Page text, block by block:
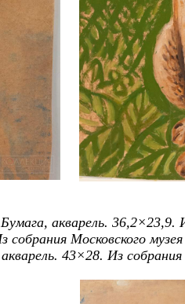
акварель. 36,2×23,9.
Московского музея
43×28. Из собрания